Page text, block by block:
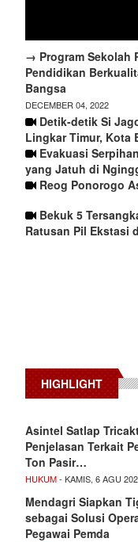
→ Program Sekolah
Pendidikan
Bangsa
DECEMBER 04, 2022
Detik-detik Si
Lingkar Timur, Kota
Evakuasi
yang Jatuh di
Reog Ponorogo
Bekuk 5
Ratusan Pil Ekstasi
HIGHLIGHT
Asintel Satlap
Penjelasan Terkait
Ton Pasir…
HUKUM- KAMIS, 6 AGU
Mendagri Siapkan
sebagai Solusi
Pegawai Pemda